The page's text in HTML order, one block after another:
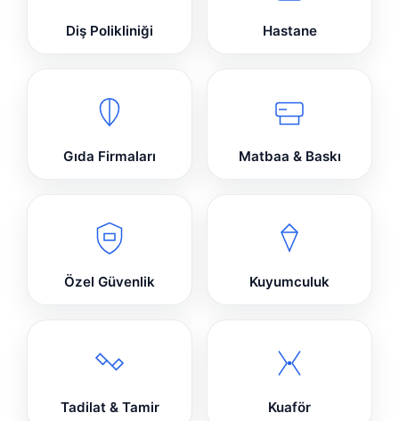
Diş Polikliniği Hastane
Gıda Firmaları Matbaa & Baskı
Özel Güvenlik Kuyumculuk
Tadilat & Tamir Kuaför